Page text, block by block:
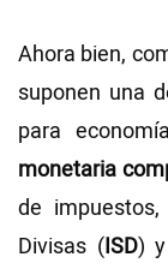
Ahora bien,
suponen una
para
monetaria
de
Divisas (ISD)